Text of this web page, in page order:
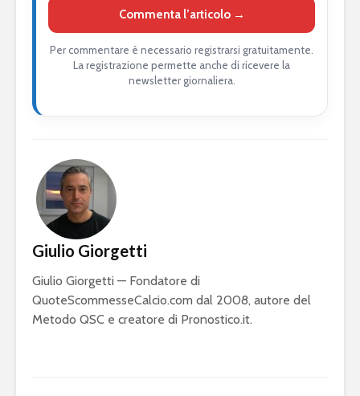
Commenta l’articolo →
Per commentare è necessario registrarsi gratuitamente.
La registrazione permette anche di ricevere la
newsletter giornaliera.
Giulio Giorgetti
Giulio Giorgetti — Fondatore di
QuoteScommesseCalcio.com dal 2008, autore del
Metodo QSC e creatore di Pronostico.it.